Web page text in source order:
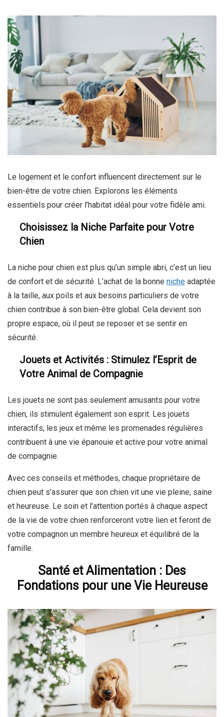
Le logement et le confort influencent directement sur le
bien-être de votre chien. Explorons les éléments
essentiels pour créer l’habitat idéal pour votre fidèle ami.
Choisissez la Niche Parfaite pour Votre
Chien
La niche pour chien est plus qu’un simple abri, c’est un lieu
de confort et de sécurité. L’achat de la bonne niche adaptée
à la taille, aux poils et aux besoins particuliers de votre
chien contribue à son bien-être global. Cela devient son
propre espace, où il peut se reposer et se sentir en
sécurité.
Jouets et Activités : Stimulez l’Esprit de
Votre Animal de Compagnie
Les jouets ne sont pas seulement amusants pour votre
chien, ils stimulent également son esprit. Les jouets
interactifs, les jeux et même les promenades régulières
contribuent à une vie épanouie et active pour votre animal
de compagnie.
Avec ces conseils et méthodes, chaque propriétaire de
chien peut s’assurer que son chien vit une vie pleine, saine
et heureuse. Le soin et l’attention portés à chaque aspect
de la vie de votre chien renforceront votre lien et feront de
votre compagnon un membre heureux et équilibré de la
famille.
Santé et Alimentation : Des
Fondations pour une Vie Heureuse